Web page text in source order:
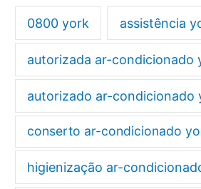
0800 york assistência
autorizada ar-condicionado
autorizado ar-condicionado
conserto ar-condicionado
higienização ar-